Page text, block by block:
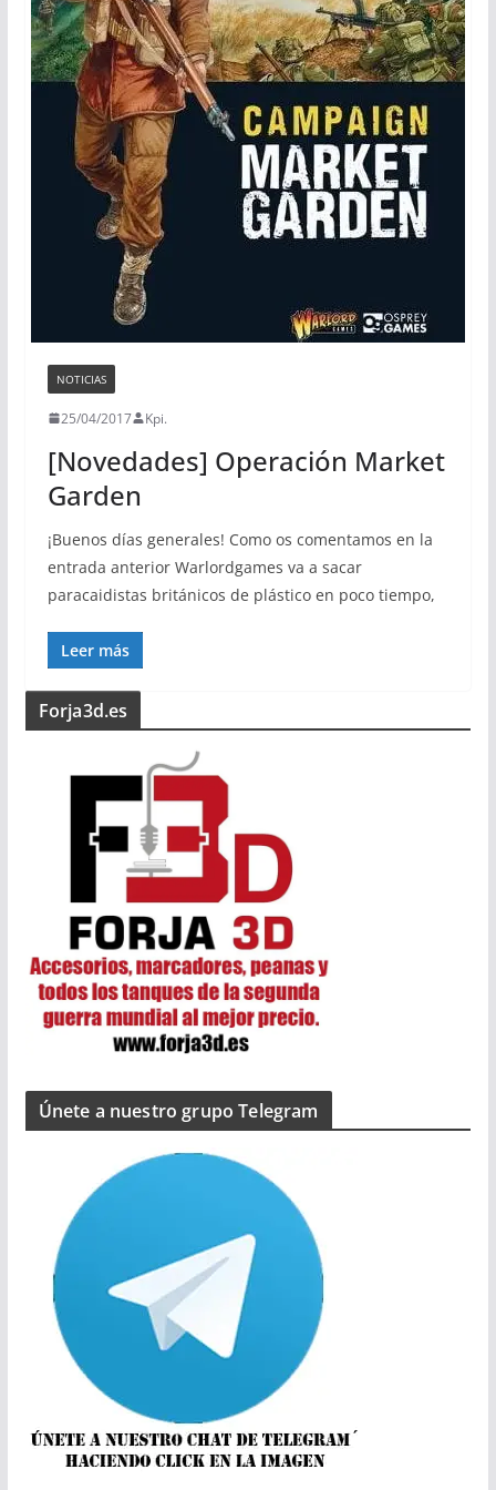
NOTICIAS
25/04/2017 Kpi.
[Novedades] Operación Market
Garden
¡Buenos días generales! Como os comentamos en la
entrada anterior Warlordgames va a sacar
paracaidistas británicos de plástico en poco tiempo,
Leer más
Forja3d.es
Únete a nuestro grupo Telegram